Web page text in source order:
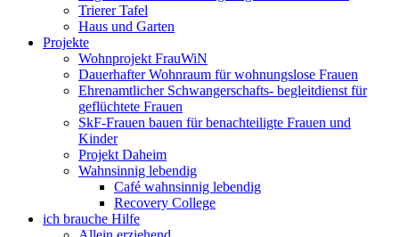
Trierer Tafel
Haus und Garten
Projekte
Wohnprojekt FrauWiN
Dauerhafter Wohnraum für wohnungslose Frauen
Ehrenamtlicher Schwangerschafts- begleitdienst für
geflüchtete Frauen
SkF-Frauen bauen für benachteiligte Frauen und
Kinder
Projekt Daheim
Wahnsinnig lebendig
Café wahnsinnig lebendig
Recovery College
ich brauche Hilfe